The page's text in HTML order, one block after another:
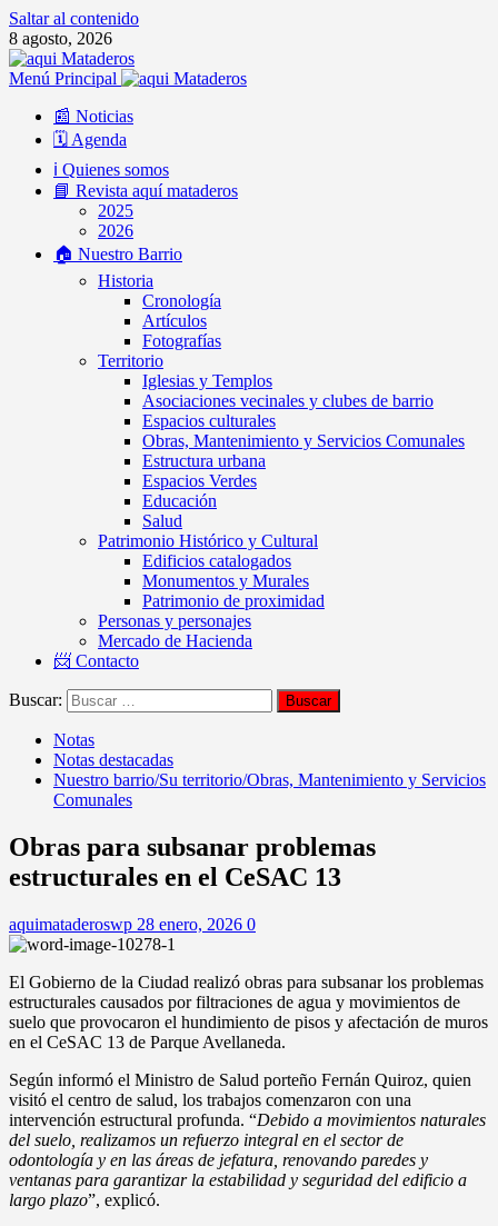
Saltar al contenido
8 agosto, 2026
Menú Principal
📰 Noticias
🗓️ Agenda
ℹ️ Quienes somos
📘 Revista aquí mataderos
2025
2026
🏠 Nuestro Barrio
Historia
Cronología
Artículos
Fotografías
Territorio
Iglesias y Templos
Asociaciones vecinales y clubes de barrio
Espacios culturales
Obras, Mantenimiento y Servicios Comunales
Estructura urbana
Espacios Verdes
Educación
Salud
Patrimonio Histórico y Cultural
Edificios catalogados
Monumentos y Murales
Patrimonio de proximidad
Personas y personajes
Mercado de Hacienda
📨 Contacto
Buscar:
Notas
Notas destacadas
Nuestro barrio/Su territorio/Obras, Mantenimiento y Servicios
Comunales
Obras para subsanar problemas
estructurales en el CeSAC 13
aquimataderoswp 28 enero, 2026 0
El Gobierno de la Ciudad realizó obras para subsanar los problemas
estructurales causados por filtraciones de agua y movimientos de
suelo que provocaron el hundimiento de pisos y afectación de muros
en el CeSAC 13 de Parque Avellaneda.
Según informó el Ministro de Salud porteño Fernán Quiroz, quien
visitó el centro de salud, los trabajos comenzaron con una
intervención estructural profunda. “Debido a movimientos naturales
del suelo, realizamos un refuerzo integral en el sector de
odontología y en las áreas de jefatura, renovando paredes y
ventanas para garantizar la estabilidad y seguridad del edificio a
largo plazo”, explicó.